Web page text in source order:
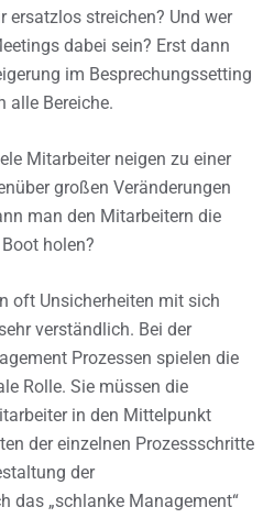
ersatzlos streichen? Und wer
dabei sein? Erst dann
im Besprechungssetting
alle Bereiche.
Mitarbeiter neigen zu einer
großen Veränderungen
man den Mitarbeitern die
holen?
oft Unsicherheiten mit sich
verständlich. Bei der
Prozessen spielen die
Rolle. Sie müssen die
in den Mittelpunkt
der einzelnen Prozessschritte
der
das „schlanke Management“